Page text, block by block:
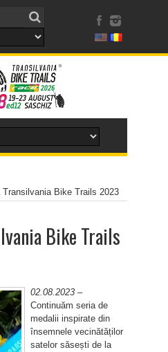
Transilvania Bike Trails 2023
Bike Trails
02.08.2023 –
Continuăm seria de
medalii inspirate din
însemnele vecinătăților
satelor săsești de la